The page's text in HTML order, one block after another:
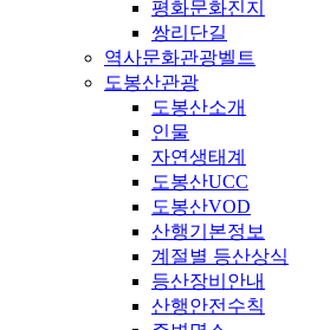
평화문화진지
쌍리단길
역사문화관광벨트
도봉산관광
도봉산소개
인물
자연생태계
도봉산UCC
도봉산VOD
산행기본정보
계절별 등산상식
등산장비안내
산행안전수칙